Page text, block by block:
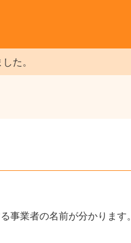
た。
事業者の名前が分かります。